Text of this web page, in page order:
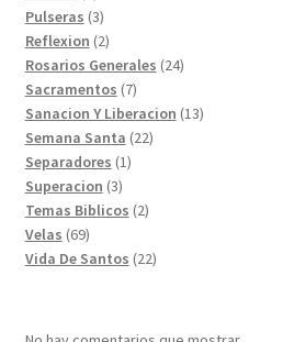
productos
Pulseras 33
productos
Reflexion 22
productos
Rosarios Generales 2424
Sacramentos 77
productos
Sanacion Y Liberacion 1313
Semana Santa 2222
Separadores 11
Superacion 33
productos
Temas Biblicos 22
Velas 6969
productos
Vida De Santos 2222